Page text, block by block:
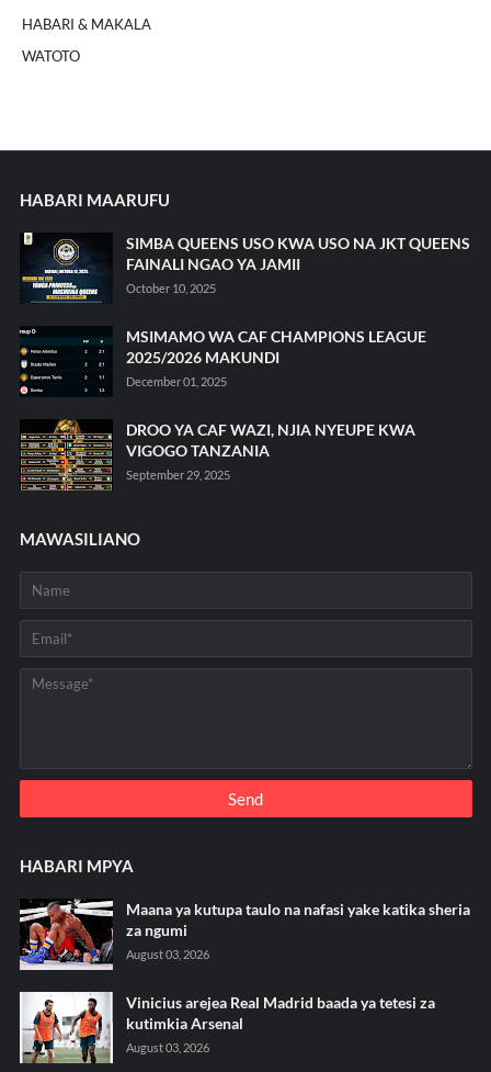
HABARI & MAKALA
WATOTO
HABARI MAARUFU
SIMBA QUEENS USO KWA USO NA JKT QUEENS
FAINALI NGAO YA JAMII
October 10, 2025
MSIMAMO WA CAF CHAMPIONS LEAGUE
2025/2026 MAKUNDI
December 01, 2025
DROO YA CAF WAZI, NJIA NYEUPE KWA
VIGOGO TANZANIA
September 29, 2025
MAWASILIANO
HABARI MPYA
Maana ya kutupa taulo na nafasi yake katika sheria
za ngumi
August 03, 2026
Vinicius arejea Real Madrid baada ya tetesi za
kutimkia Arsenal
August 03, 2026